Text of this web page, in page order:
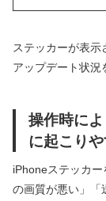
ステッカーが表
アップデート状況
操作時に
に起こり
iPhoneステッカ
の画質が悪い」「